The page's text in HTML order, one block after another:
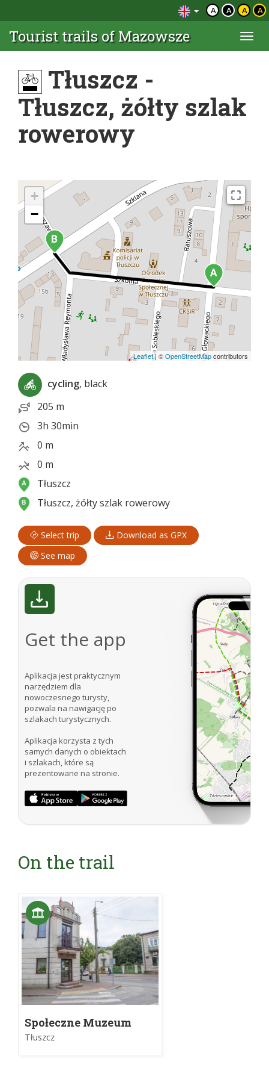
A A A A
Tourist trails of Mazowsze
Tłuszcz -
Tłuszcz, żółty szlak
rowerowy
+
−
Leaflet|©OpenStreetMapcontributors
cycling, black
205 m
3h 30min
0 m
0 m
Tłuszcz
Tłuszcz, żółty szlak rowerowy
Select trip
Download as GPX
See map
Get the app
Aplikacja jest praktycznym
narzędziem dla
nowoczesnego turysty,
pozwala na nawigację po
szlakach turystycznych.
Aplikacja korzysta z tych
samych danych o obiektach
i szlakach, które są
prezentowane na stronie.
On the trail
Społeczne Muzeum
Ziemi Tłuszczańskiej
Tłuszcz